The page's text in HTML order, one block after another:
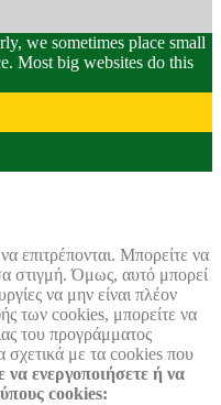
we sometimes place small
Most big websites do this
επιτρέπονται. Μπορείτε να
στιγμή. Όμως, αυτό μπορεί
να μην είναι πλέον
των cookies, μπορείτε να
του προγράμματος
σχετικά με τα cookies που
ενεργοποιήσετε ή να
cookies: